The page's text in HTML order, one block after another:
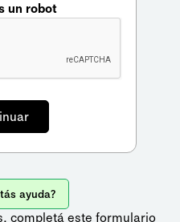
un robot
ayuda?
completá este formulario